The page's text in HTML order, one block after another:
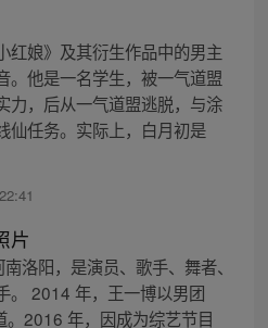
红娘》及其衍生作品中的男主
。他是一名学生，被一气道盟
力，后从一气道盟逃脱，与涂
仙任务。实际上，白月初是
片
洛阳，是演员、歌手、舞者、
。 2014 年，王一博以男团
2016 年，因成为综艺节目